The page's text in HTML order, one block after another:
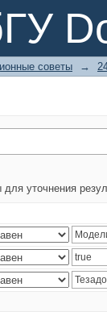
советы →
уточнения